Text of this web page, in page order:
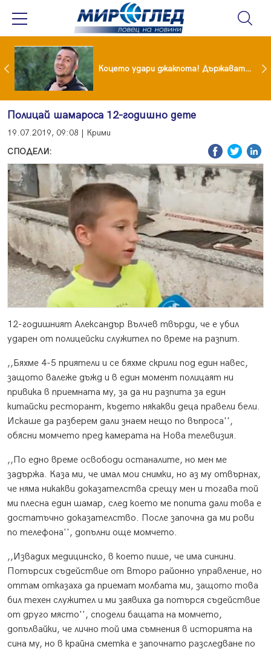
Тишина преди бурята! Защо Саня Армутлиева продължава да мълчи за раздялата с Дара? Коцето удари джакпота! Държавата му плаща 95 000 евро
Полицай шамароса 12-годишно дете
19.07.2019, 09:08 | Крими
СПОДЕЛИ:
12-годишният Александър Вълчев твърди, че е убил
ударен от полицейски служител по време на разпит.
,,Бяхме 4-5 приятели и се бяхме скрили под един навес,
защото валеже дъжд и в един момент полицаят ни
привика в приемната му, за да ни разпита за един
китайски ресторант, където някакви деца правели бели.
Искаше да разберем дали знаем нещо по въпроса'',
обясни момчето пред камерата на Нова телевизия.
,,По едно време освободи останалите, но мен ме
задържа. Каза ми, че имал мои снимки, но аз му отвърнах,
че няма никакви доказателства срещу мен и тогава той
ми плесна един шамар, след което ме попита дали това е
достатъчно доказателство. После започна да ми рови
по телефона'', допълни още момчето.
,,Извадих медицинско, в което пише, че има синини.
Потърсих съдействие от Второ районно управление, но
оттам отказаха да приемат молбата ми, защото това
бил техен служител и ми заявиха да потърся съдействие
от друго място'', сподели бащата на момчето,
допълвайки, че лично той има съмнения в историята на
сина му, но в крайна сметка е започнато разследване по